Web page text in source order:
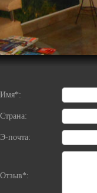
Имя*:
Страна:
Э-почта:
Отзыв*: